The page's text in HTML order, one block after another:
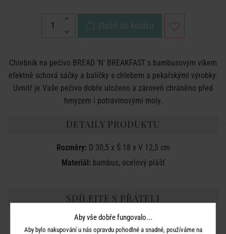
Vložit do košíku
Chlebník na pečivo BREAD 'N' BREAKFAST s bambusovým víkem
efektně schová sáčky a balíčky s chlebem a pekařskými výrobky.
Uvnitř je Vaše pečivo dobře uloženo a zároveň chráněno před
hmyzem i potravinovými moly.
DETAILY PRODUKTU
Rozměry:D 30,5 x Š 18 x V 12,5 cm
Materiál:bambus, ocelový plášť
SDÍLEJTE S PŘÁTELI
Aby vše dobře fungovalo...
Aby bylo nakupování u nás opravdu pohodlné a snadné, používáme na